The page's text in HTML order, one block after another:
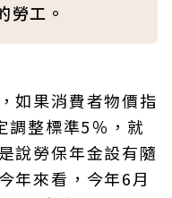
勞工。
如果消費者物價指
調整標準5％，就
說勞保年金設有隨
年來看，今年6月